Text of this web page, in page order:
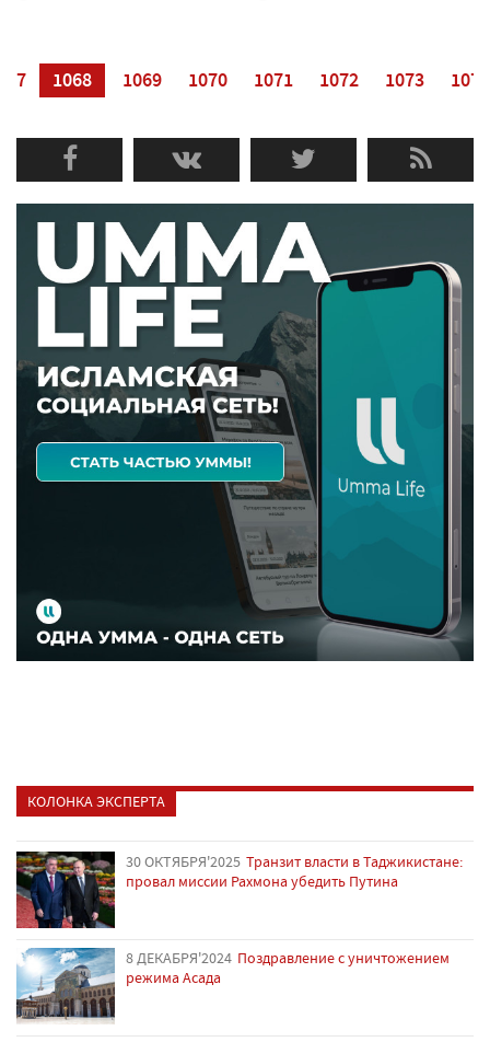
1068 1069 1070 1071 1072 1073 1074
КОЛОНКА ЭКСПЕРТА
30 ОКТЯБРЯ'2025 Транзит власти в Таджикистане:
провал миссии Рахмона убедить Путина
8 ДЕКАБРЯ'2024 Поздравление с уничтожением
режима Асада